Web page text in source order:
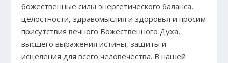
божественные силы энергетического баланса,
целостности, здравомыслия и здоровья и просим
присутствия вечного Божественного Духа,
высшего выражения истины, защиты и
исцеления для всего человечества. В нашей